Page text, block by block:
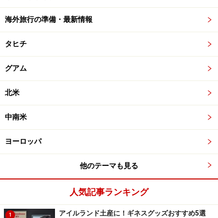
海外旅行の準備・最新情報
タヒチ
グアム
北米
中南米
ヨーロッパ
他のテーマも見る
人気記事ランキング
1 アイルランド土産に！ギネスグッズおすすめ5選